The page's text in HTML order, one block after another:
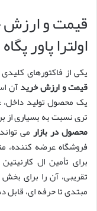
قیمت و ارزش
اولترا پاور پگاه
یکی از فاکتورهای
قیمت و ارزش خریدآن
یک محصول تولید داخل،
تری نسبت به بسیاری از
محصول در بازار می
فروشگاه عرضه کننده،
برای تأمین ال
تقریبی، آن را برای
مبتدی تا حرفه ای،